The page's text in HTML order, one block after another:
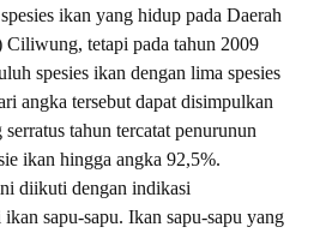
ikan yang hidup pada Daerah
tetapi pada tahun 2009
spesies ikan dengan lima spesies
angka tersebut dapat disimpulkan
tahun tercatat penurunun
ikan hingga angka 92,5%.
diikuti dengan indikasi
sapu-sapu. Ikan sapu-sapu yang